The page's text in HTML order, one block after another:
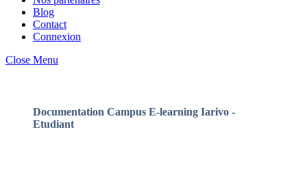
Blog
Contact
Connexion
Close Menu
Documentation Campus E-learning Iarivo -
Etudiant